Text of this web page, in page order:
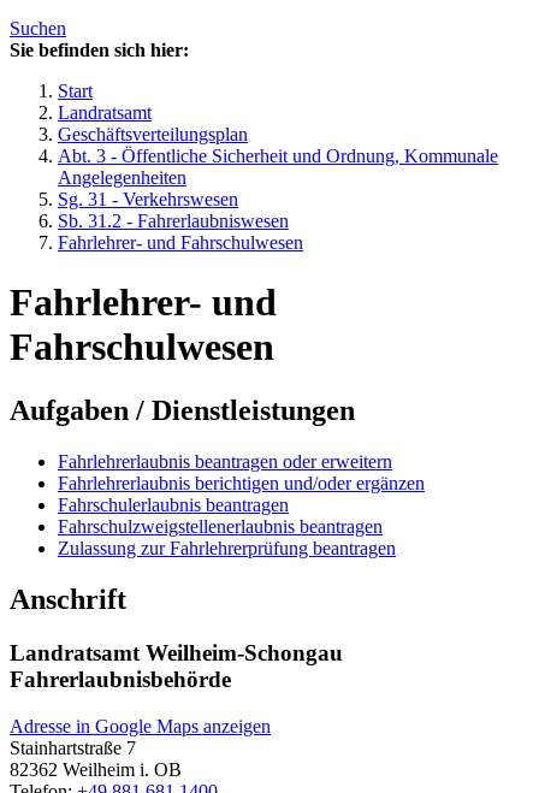
Suchen
Sie befinden sich hier:
Start
Landratsamt
Geschäftsverteilungsplan
Abt. 3 - Öffentliche Sicherheit und Ordnung, Kommunale
Angelegenheiten
Sg. 31 - Verkehrswesen
Sb. 31.2 - Fahrerlaubniswesen
Fahrlehrer- und Fahrschulwesen
Fahrlehrer- und
Fahrschulwesen
Aufgaben / Dienstleistungen
Fahrlehrerlaubnis beantragen oder erweitern
Fahrlehrerlaubnis berichtigen und/oder ergänzen
Fahrschulerlaubnis beantragen
Fahrschulzweigstellenerlaubnis beantragen
Zulassung zur Fahrlehrerprüfung beantragen
Anschrift
Landratsamt Weilheim-Schongau
Fahrerlaubnisbehörde
Adresse in Google Maps anzeigen
Stainhartstraße 7
82362 Weilheim i. OB